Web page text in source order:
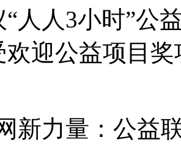
人人3小时”公
欢迎公益项目
新力量：公益